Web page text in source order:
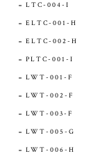
LTC-004-I
ELTC-001-H
ELTC-002-H
PLTC-001-I
LWT-001-F
LWT-002-F
LWT-003-F
LWT-005-G
LWT-006-H